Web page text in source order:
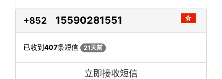
+852 15590281551
已收到407条短信 21天前
立即接收短信